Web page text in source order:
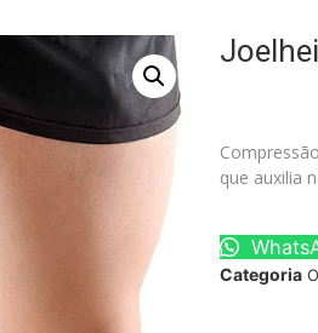
que auxilia
Categoria